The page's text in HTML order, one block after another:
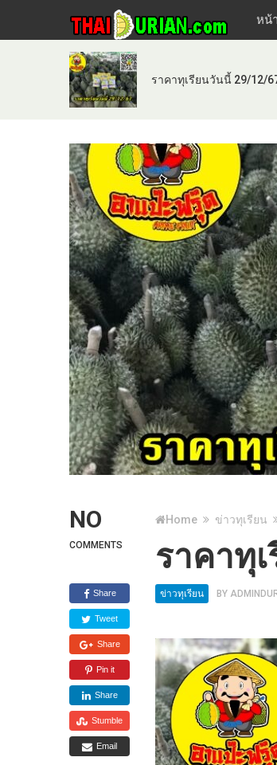
หน้
ราคาทุเรียนวันนี้ 29/12/
NO
COMMENTS
Share
Tweet
Share
Pin it
Share
Stumble
Email
Home ข่าวทุเรียน
ราคาทุ
ข่าวทุเรียน BY